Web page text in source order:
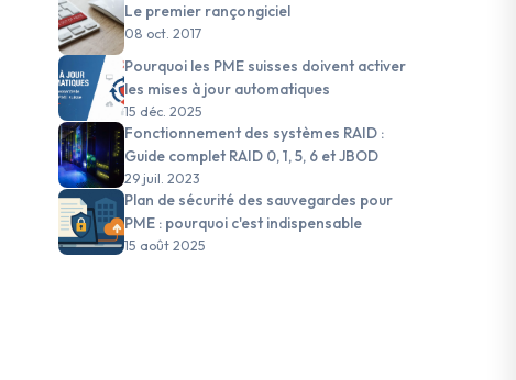
Le premier rançongiciel
08 oct. 2017
Pourquoi les PME suisses doivent activer
les mises à jour automatiques
15 déc. 2025
Fonctionnement des systèmes RAID :
Guide complet RAID 0, 1, 5, 6 et JBOD
29 juil. 2023
Plan de sécurité des sauvegardes pour
PME : pourquoi c'est indispensable
15 août 2025